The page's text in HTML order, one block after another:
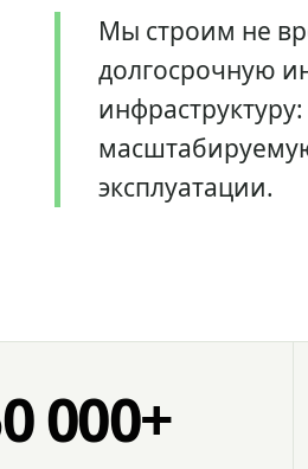
Мы строим не
долгосрочную
эксплуатации.
000+